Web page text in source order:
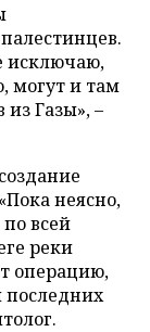
исключаю,
могут и там
из Газы», –
неясно,
всей
реки
операцию,
последних